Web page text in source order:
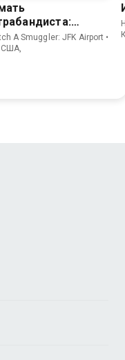
Кеннеди
A Smuggler: JFK Airport •
США,